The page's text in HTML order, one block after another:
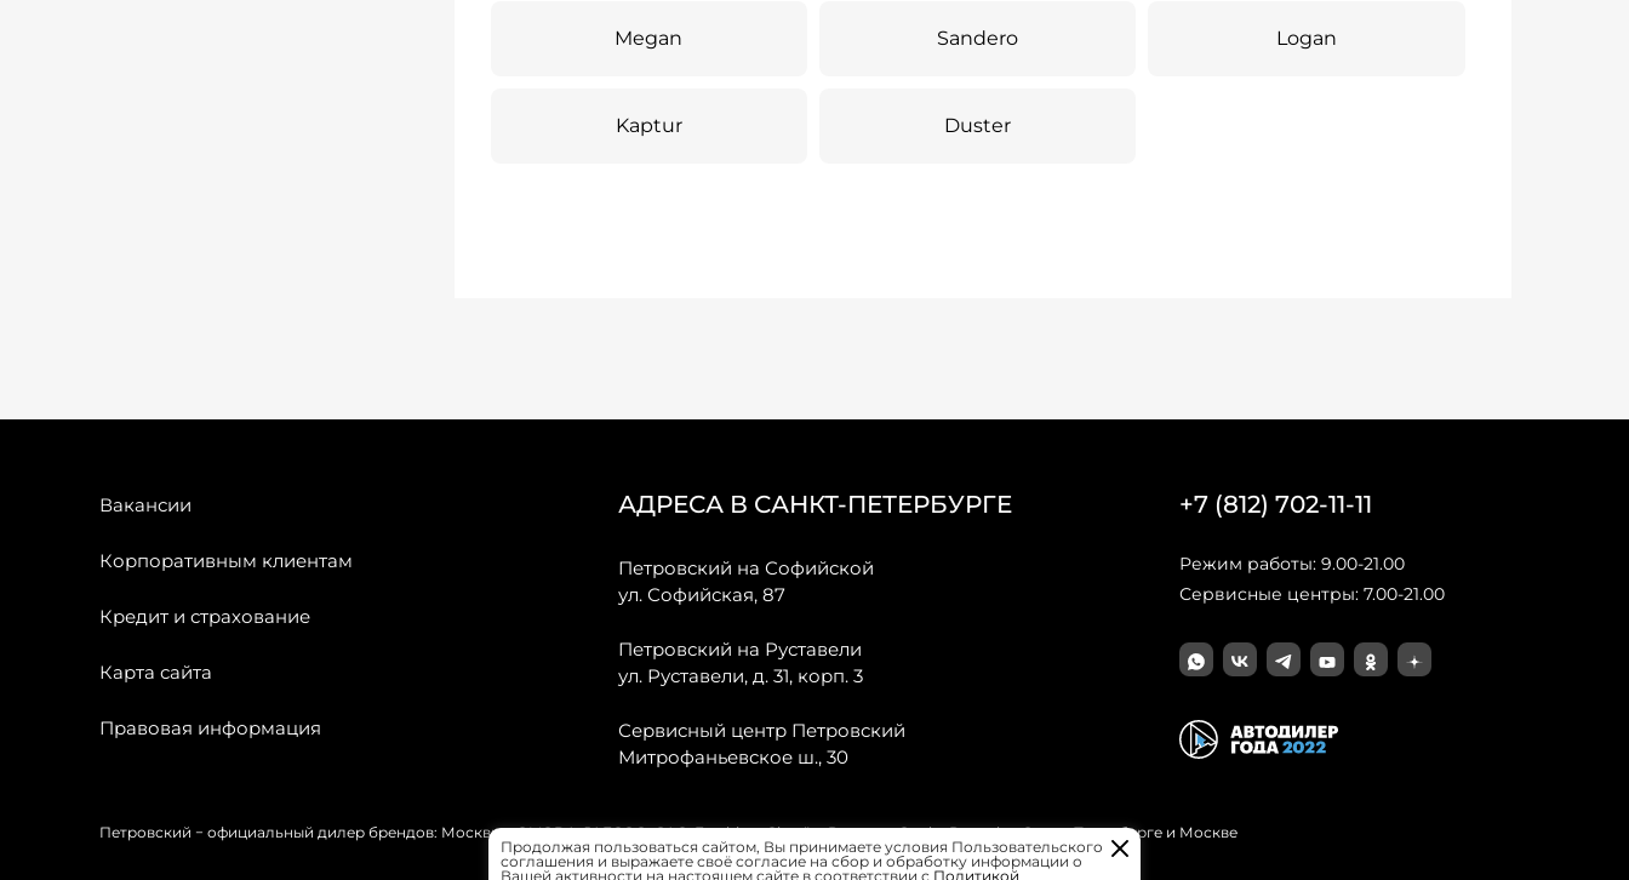
Megan Sandero Logan
Kaptur Duster
Вакансии
Корпоративным клиентам
Кредит и страхование
Карта сайта
Правовая информация
АДРЕСА В САНКТ-ПЕТЕРБУРГЕ
Петровский на Софийской
ул. Софийская, 87
Петровский на Руставели
ул. Руставели, д. 31, корп. 3
Сервисный центр Петровский
Митрофаньевское ш., 30
+7 (812) 702-11-11
Режим работы: 9.00-21.00
Сервисные центры: 7.00-21.00
Петровский − официальный дилер брендов: Москвич, OMODA, JAECOO, GAC, Forthing, Citroёn, Peugeot, Opel и Renault в Санкт-Петербурге и Москве
Продолжая пользоваться сайтом, Вы принимаете условия Пользовательского
соглашения и выражаете своё согласие на сбор и обработку информации о
Вашей активности на настоящем сайте в соответствии с Политикой